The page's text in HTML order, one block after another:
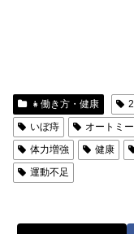
👧働き方・健康
いぼ痔
オートミ
体力増強
健康
運動不足